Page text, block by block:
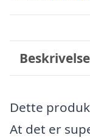
Beskrivelse
Dette
At det er